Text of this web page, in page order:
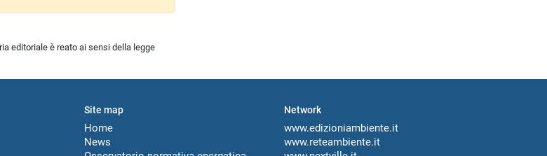
editoriale è reato ai sensi della legge
Site map
Home
News
Network
www.edizioniambiente.it
www.reteambiente.it